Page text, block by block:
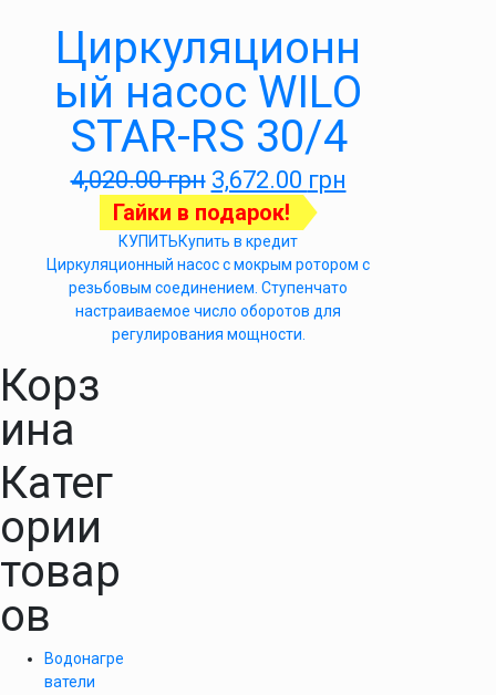
Циркуляционн
ый насос WILO
STAR-RS 30/4
4,020.00грн 3,672.00 грн
Гайки в подарок!
КУПИТЬКупить в кредит
Циркуляционный насос с мокрым ротором с
резьбовым соединением. Ступенчато
настраиваемое число оборотов для
регулирования мощности.
Корз
ина
Катег
ории
товар
ов
Водонагре
ватели